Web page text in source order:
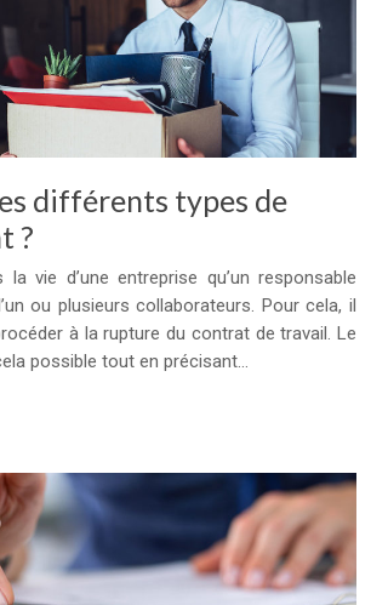
différents types de
?
vie d’une entreprise qu’un responsable
ou plusieurs collaborateurs. Pour cela, il
à la rupture du contrat de travail. Le
possible tout en précisant…